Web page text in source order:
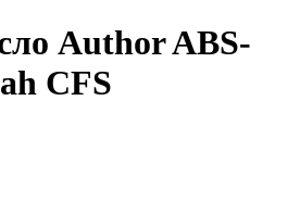
Author ABS-
CFS